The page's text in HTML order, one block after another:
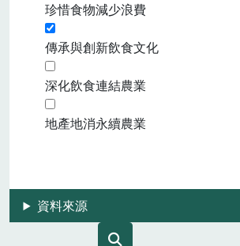
珍惜食物減少浪費
傳承與創新飲食文化
深化飲食連結農業
地產地消永續農業
資料來源